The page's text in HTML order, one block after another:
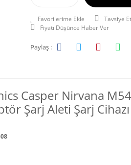
Tavsiye Et
Fiyatı Düşünce Haber Ver
Paylaş :
Casper Nirvana
Şarj Aleti Şarj Cihazı